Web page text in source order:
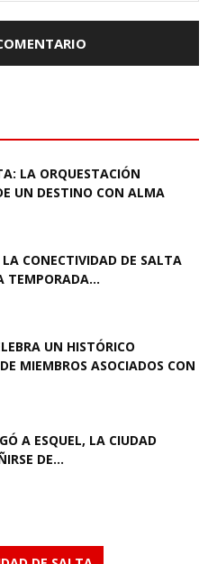
LA ORQUESTACIÓN
UN DESTINO CON ALMA
LA CONECTIVIDAD DE SALTA
TEMPORADA...
UN HISTÓRICO
MIEMBROS ASOCIADOS CON
A ESQUEL, LA CIUDAD
DE...